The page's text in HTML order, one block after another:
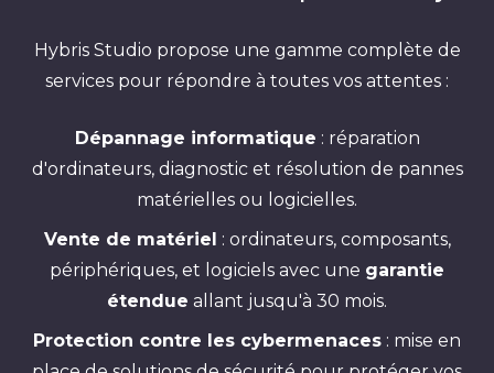
Hybris Studio propose une gamme complète de
services pour répondre à toutes vos attentes :
Dépannage informatique : réparation
d'ordinateurs, diagnostic et résolution de pannes
matérielles ou logicielles.
Vente de matériel : ordinateurs, composants,
périphériques, et logiciels avec une garantie
étendue allant jusqu'à 30 mois.
Protection contre les cybermenaces : mise en